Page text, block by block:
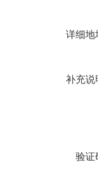
详细地
补充说
验证